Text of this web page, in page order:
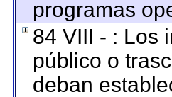
programas
84 VIII - : Los
público o
deban